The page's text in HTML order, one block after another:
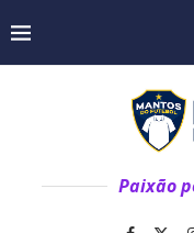
Paixão